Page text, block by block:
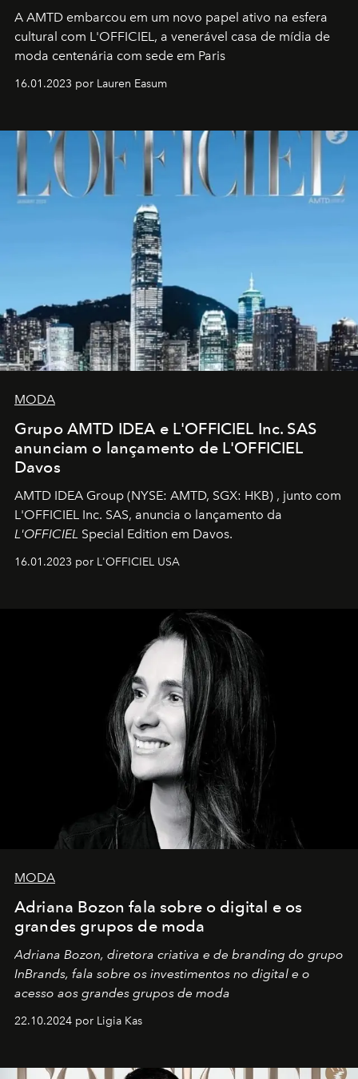
A AMTD embarcou em um novo papel ativo na esfera
cultural com L'OFFICIEL, a venerável casa de mídia de
moda centenária com sede em Paris
16.01.2023 por Lauren Easum
MODA
Grupo AMTD IDEA e L'OFFICIEL Inc. SAS
anunciam o lançamento de L'OFFICIEL
Davos
AMTD IDEA Group (NYSE: AMTD, SGX: HKB) , junto com
L'OFFICIEL Inc. SAS, anuncia o lançamento da
L'OFFICIEL Special Edition em Davos.
16.01.2023 por L'OFFICIEL USA
MODA
Adriana Bozon fala sobre o digital e os
grandes grupos de moda
Adriana Bozon, diretora criativa e de branding do grupo
InBrands, fala sobre os investimentos no digital e o
acesso aos grandes grupos de moda
22.10.2024 por Ligia Kas